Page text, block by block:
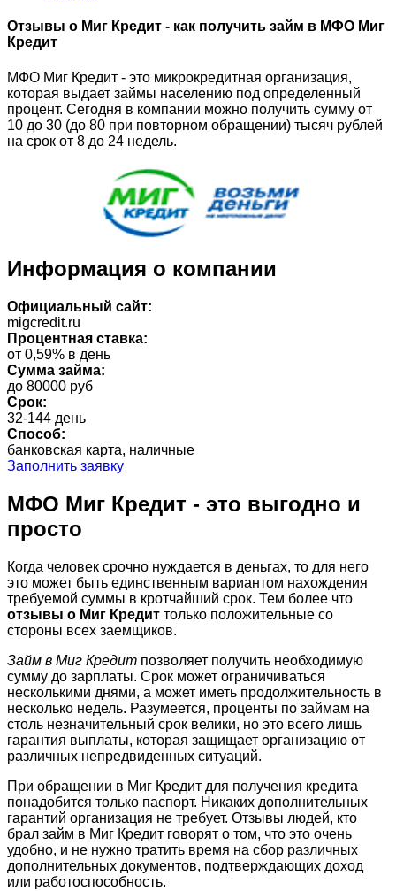
Отзывы о Миг Кредит - как получить займ в МФО Миг
Кредит
МФО Миг Кредит - это микрокредитная организация,
которая выдает займы населению под определенный
процент. Сегодня в компании можно получить сумму от
10 до 30 (до 80 при повторном обращении) тысяч рублей
на срок от 8 до 24 недель.
Информация о компании
Официальный сайт:
migcredit.ru
Процентная ставка:
от 0,59% в день
Сумма займа:
до 80000 руб
Срок:
32-144 день
Способ:
банковская карта, наличные
Заполнить заявку
МФО Миг Кредит - это выгодно и
просто
Когда человек срочно нуждается в деньгах, то для него
это может быть единственным вариантом нахождения
требуемой суммы в кротчайший срок. Тем более что
отзывы о Миг Кредит только положительные со
стороны всех заемщиков.
Займ в Миг Кредит позволяет получить необходимую
сумму до зарплаты. Срок может ограничиваться
несколькими днями, а может иметь продолжительность в
несколько недель. Разумеется, проценты по займам на
столь незначительный срок велики, но это всего лишь
гарантия выплаты, которая защищает организацию от
различных непредвиденных ситуаций.
При обращении в Миг Кредит для получения кредита
понадобится только паспорт. Никаких дополнительных
гарантий организация не требует. Отзывы людей, кто
брал займ в Миг Кредит говорят о том, что это очень
удобно, и не нужно тратить время на сбор различных
дополнительных документов, подтверждающих доход
или работоспособность.